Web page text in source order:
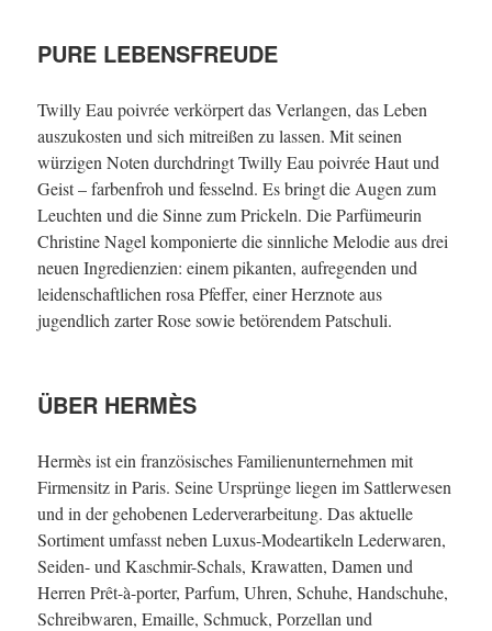
PURE LEBENSFREUDE
Twilly Eau poivrée verkörpert das Verlangen, das Leben
auszukosten und sich mitreißen zu lassen. Mit seinen
würzigen Noten durchdringt Twilly Eau poivrée Haut und
Geist – farbenfroh und fesselnd. Es bringt die Augen zum
Leuchten und die Sinne zum Prickeln. Die Parfümeurin
Christine Nagel komponierte die sinnliche Melodie aus drei
neuen Ingredienzien: einem pikanten, aufregenden und
leidenschaftlichen rosa Pfeffer, einer Herznote aus
jugendlich zarter Rose sowie betörendem Patschuli.
ÜBER HERMÈS
Hermès ist ein französisches Familienunternehmen mit
Firmensitz in Paris. Seine Ursprünge liegen im Sattlerwesen
und in der gehobenen Lederverarbeitung. Das aktuelle
Sortiment umfasst neben Luxus-Modeartikeln Lederwaren,
Seiden- und Kaschmir-Schals, Krawatten, Damen und
Herren Prêt-à-porter, Parfum, Uhren, Schuhe, Handschuhe,
Schreibwaren, Emaille, Schmuck, Porzellan und